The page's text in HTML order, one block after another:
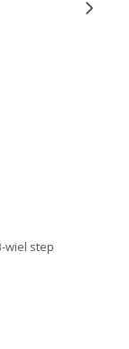
wiel step